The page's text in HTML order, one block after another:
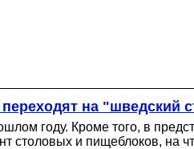
на "шведский
году. Кроме того, в
столовых и пищеблоков, на